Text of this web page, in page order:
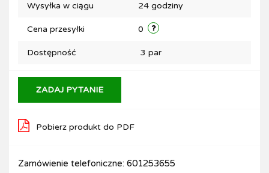
Wysyłka w ciągu 24 godziny
Cena przesyłki 0
Dostępność 3 par
ZADAJ PYTANIE
Pobierz produkt do PDF
Zamówienie telefoniczne: 601253655